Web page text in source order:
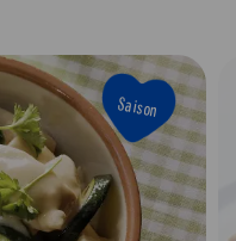
Saison